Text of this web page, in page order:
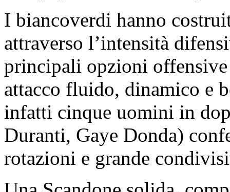
I biancoverdi hanno
attraverso l’intensità
principali opzioni offensive
attacco fluido, dinamico e
infatti cinque uomini in
Duranti, Gaye Donda)
rotazioni e grande